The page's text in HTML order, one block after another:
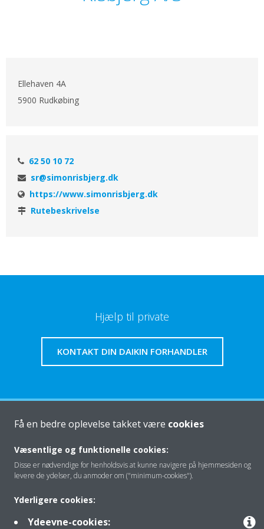
Ellehaven 4A
5900 Rudkøbing
62 50 10 72
sr@simonrisbjerg.dk
https://www.simonrisbjerg.dk
Rutebeskrivelse
Hjælp til private
KONTAKT DIN DAIKIN FORHANDLER
Om os
Klimaløsning
Få en bedre oplevelse takket være cookies
Væsentlige og funktionelle cookies:
Disse er nødvendige for henholdsvis at kunne navigere på hjemmesiden og
levere de ydelser, du anmoder om ("minimum-cookies").
Yderligere cookies:
Ydeevne-cookies: